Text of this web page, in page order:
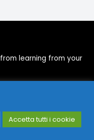
learning from your
Accetta tutti i cookie